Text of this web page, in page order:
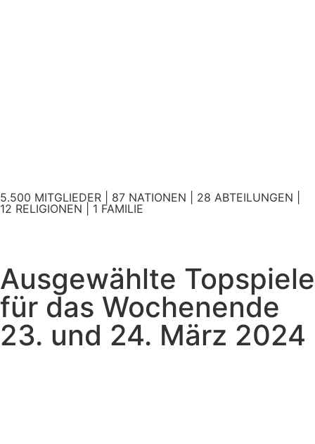
5.500 MITGLIEDER | 87 NATIONEN | 28 ABTEILUNGEN |
12 RELIGIONEN | 1 FAMILIE
Ausgewählte Topspiele
für das Wochenende
23. und 24. März 2024